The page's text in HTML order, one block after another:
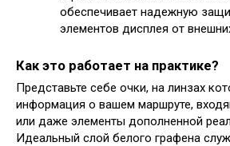
обеспечивает надежную
элементов дисплея от
Как это работает на практике?
Представьте себе очки, на линзах
информация о вашем маршруте,
или даже элементы дополненной
Идеальный слой белого графена